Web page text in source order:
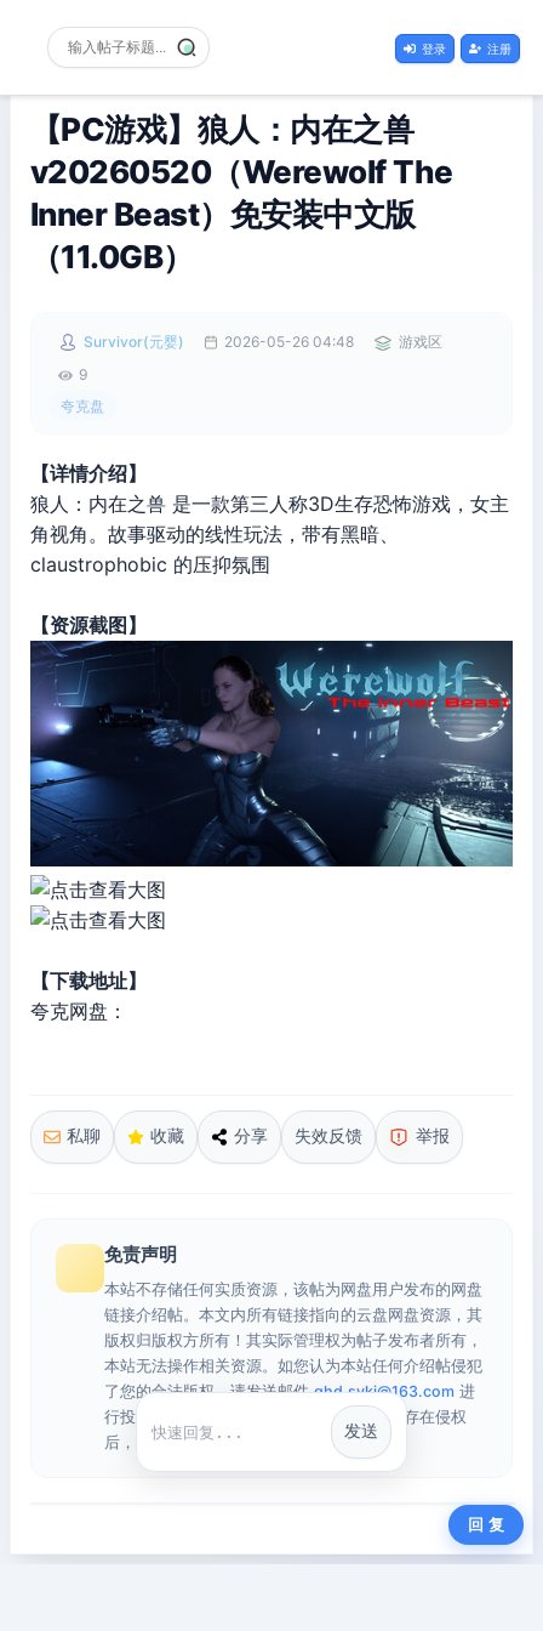
登录 注册
【PC游戏】狼人：内在之兽
v20260520（Werewolf The
Inner Beast）免安装中文版
（11.0GB）
Survivor(元婴) 2026-05-26 04:48
游戏区
9
夸克盘
【详情介绍】
狼人：内在之兽 是一款第三人称3D生存恐怖游戏，女主
角视角。故事驱动的线性玩法，带有黑暗、
claustrophobic 的压抑氛围
【资源截图】
【下载地址】
夸克网盘：
私聊 收藏 分享 失效反馈 举报
免责声明
本站不存储任何实质资源，该帖为网盘用户发布的网盘
链接介绍帖。本文内所有链接指向的云盘网盘资源，其
版权归版权方所有！其实际管理权为帖子发布者所有，
本站无法操作相关资源。如您认为本站任何介绍帖侵犯
了您的合法版权，请发送邮件qhd.sykj@163.com 进
行投诉，我们将在确认本文链接指向的资源存在侵权
后，立即删除相关介绍帖子！
快捷回复
发送
回 复